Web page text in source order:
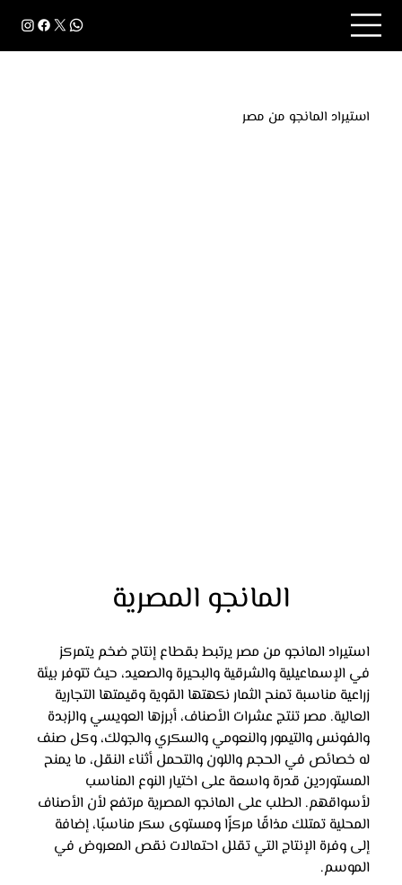
استيراد المانجو من مصر
المانجو المصرية
استيراد المانجو من مصر يرتبط بقطاع إنتاج ضخم يتمركز
في الإسماعيلية والشرقية والبحيرة والصعيد، حيث تتوفر بيئة
زراعية مناسبة تمنح الثمار نكهتها القوية وقيمتها التجارية
العالية. مصر تنتج عشرات الأصناف، أبرزها العويسي والزبدة
والفونس والتيمور والنعومي والسكري والجولك، وكل صنف
له خصائص في الحجم واللون والتحمل أثناء النقل، ما يمنح
المستوردين قدرة واسعة على اختيار النوع المناسب
لأسواقهم. الطلب على المانجو المصرية مرتفع لأن الأصناف
المحلية تمتلك مذاقًا مركزًا ومستوى سكر مناسبًا، إضافة
إلى وفرة الإنتاج التي تقلل احتمالات نقص المعروض في
الموسم.